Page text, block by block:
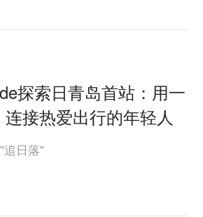
探索日青岛首站：用一
接热爱出行的年轻人
追日落"